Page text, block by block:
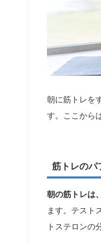
朝に筋トレを
す。ここから
筋トレのパ
朝の筋トレは
ます。テスト
トステロンの